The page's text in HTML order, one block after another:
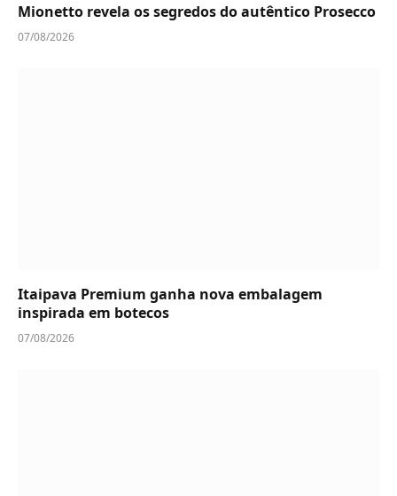
Mionetto revela os segredos do autêntico Prosecco
07/08/2026
Itaipava Premium ganha nova embalagem
inspirada em botecos
07/08/2026